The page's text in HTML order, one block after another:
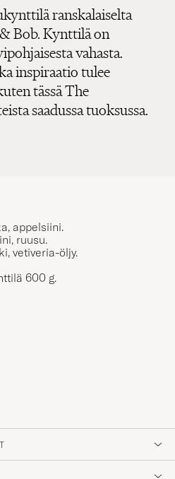
ranskalaiselta
Bob. Kynttilä on
vahasta.
inspiraatio tulee
tässä The
saadussa tuoksussa.
appelsiini.
ruusu.
vetiveria-öljy.
600 g.